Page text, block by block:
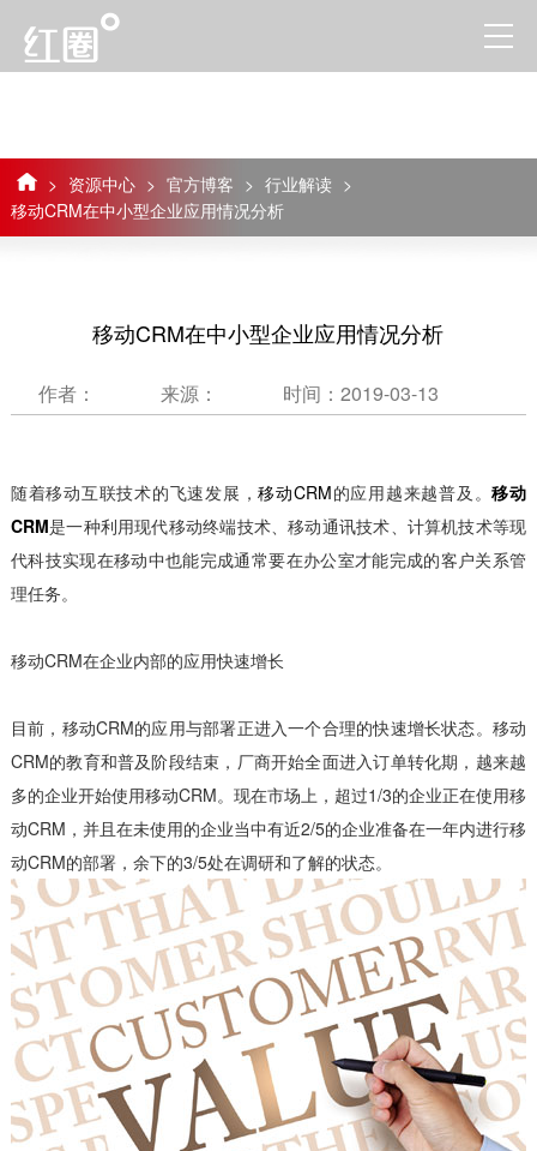
> 资源中心 > 官方博客 > 行业解读 >
移动CRM在中小型企业应用情况分析
移动CRM在中小型企业应用情况分析
作者： 来源： 时间：2019-03-13
随着移动互联技术的飞速发展，移动CRM的应用越来越普及。移动
CRM是一种利用现代移动终端技术、移动通讯技术、计算机技术等现
代科技实现在移动中也能完成通常要在办公室才能完成的客户关系管
理任务。
移动CRM在企业内部的应用快速增长
目前，移动CRM的应用与部署正进入一个合理的快速增长状态。移动
CRM的教育和普及阶段结束，厂商开始全面进入订单转化期，越来越
多的企业开始使用移动CRM。现在市场上，超过1/3的企业正在使用移
动CRM，并且在未使用的企业当中有近2/5的企业准备在一年内进行移
动CRM的部署，余下的3/5处在调研和了解的状态。